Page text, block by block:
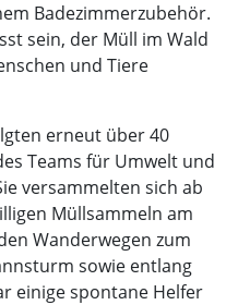
Badezimmerzubehör.
sein, der Müll im Wald
und Tiere
erneut über 40
Teams für Umwelt und
versammelten sich ab
Müllsammeln am
Wanderwegen zum
sowie entlang
einige spontane Helfer